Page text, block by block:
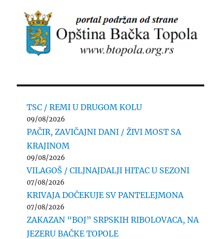
TSC / REMI U DRUGOM KOLU
09/08/2026
PAČIR, ZAVIČAJNI DANI / ŽIVI MOST SA
KRAJINOM
09/08/2026
VILAGOŠ / CILJNAJDALJI HITAC U SEZONI
07/08/2026
KRIVAJA DOČEKUJE SV PANTELEJMONA
07/08/2026
ZAKAZAN “BOJ” SRPSKIH RIBOLOVACA, NA
JEZERU BAČKE TOPOLE